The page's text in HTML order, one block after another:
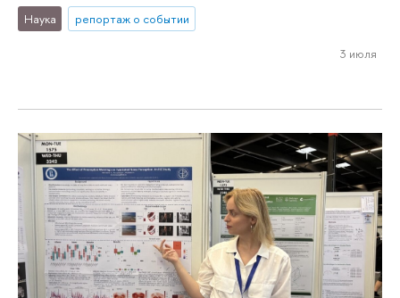
Наука репортаж о событии
3 июля